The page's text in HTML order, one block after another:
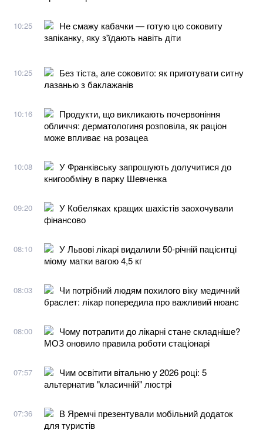
10:25
Не смажу кабачки — готую цю соковиту
запіканку, яку з'їдають навіть діти
10:25
Без тіста, але соковито: як приготувати ситну
лазанью з баклажанів
10:16
Продукти, що викликають почервоніння
обличчя: дерматологиня розповіла, як раціон
може впливає на розацеа
10:08
У Франківську запрошують долучитися до
книгообміну в парку Шевченка
09:20
У Кобеляках кращих шахістів заохочували
фінансово
08:10
У Львові лікарі видалили 50-річній пацієнтці
міому матки вагою 4,5 кг
08:03
Чи потрібний людям похилого віку медичний
браслет: лікар попередила про важливий нюанс
08:00
Чому потрапити до лікарні стане складніше?
МОЗ оновило правила роботи стаціонарі
07:57
Чим освітити вітальню у 2026 році: 5
альтернатив "класичній" люстрі
07:36
В Яремчі презентували мобільний додаток
для туристів